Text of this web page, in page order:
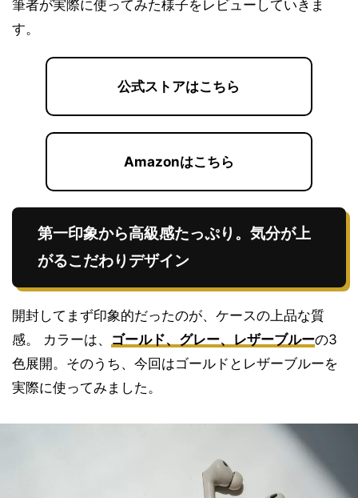
筆者が実際に使ってみた様子をレビューしていきま
す。
公式ストアはこちら
Amazonはこちら
第一印象から高級感たっぷり。気分が上
がるこだわりデザイン
開封してまず印象的だったのが、ケースの上品な質
感。 カラーは、 ゴールド、グレー、レザーブルーの3
色展開。そのうち、今回はゴールドとレザーブルーを
実際に使ってみました。